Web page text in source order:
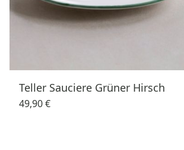
Teller Sauciere Grüner Hirsch
49,90 €